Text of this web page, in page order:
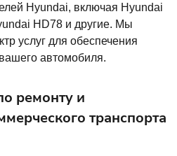
Hyundai, включая Hyundai
HD78 и другие. Мы
услуг для обеспечения
автомобиля.
ремонту и
транспорта